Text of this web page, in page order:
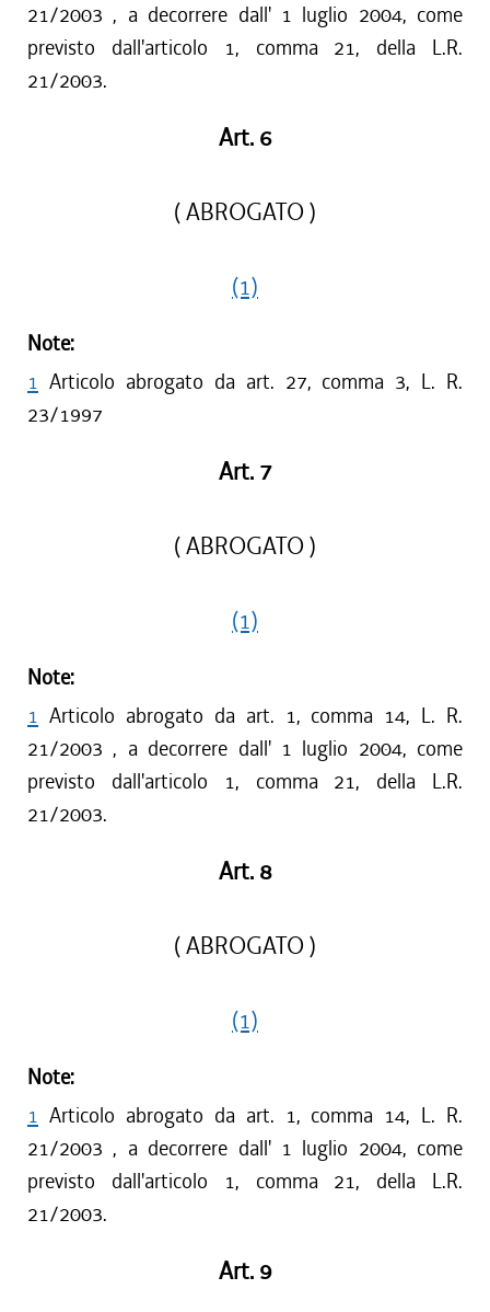
21/2003 , a decorrere dall' 1 luglio 2004, come
previsto dall'articolo 1, comma 21, della L.R.
21/2003.
Art. 6
( ABROGATO )
(1)
Note:
1 Articolo abrogato da art. 27, comma 3, L. R.
23/1997
Art. 7
( ABROGATO )
(1)
Note:
1 Articolo abrogato da art. 1, comma 14, L. R.
21/2003 , a decorrere dall' 1 luglio 2004, come
previsto dall'articolo 1, comma 21, della L.R.
21/2003.
Art. 8
( ABROGATO )
(1)
Note:
1 Articolo abrogato da art. 1, comma 14, L. R.
21/2003 , a decorrere dall' 1 luglio 2004, come
previsto dall'articolo 1, comma 21, della L.R.
21/2003.
Art. 9